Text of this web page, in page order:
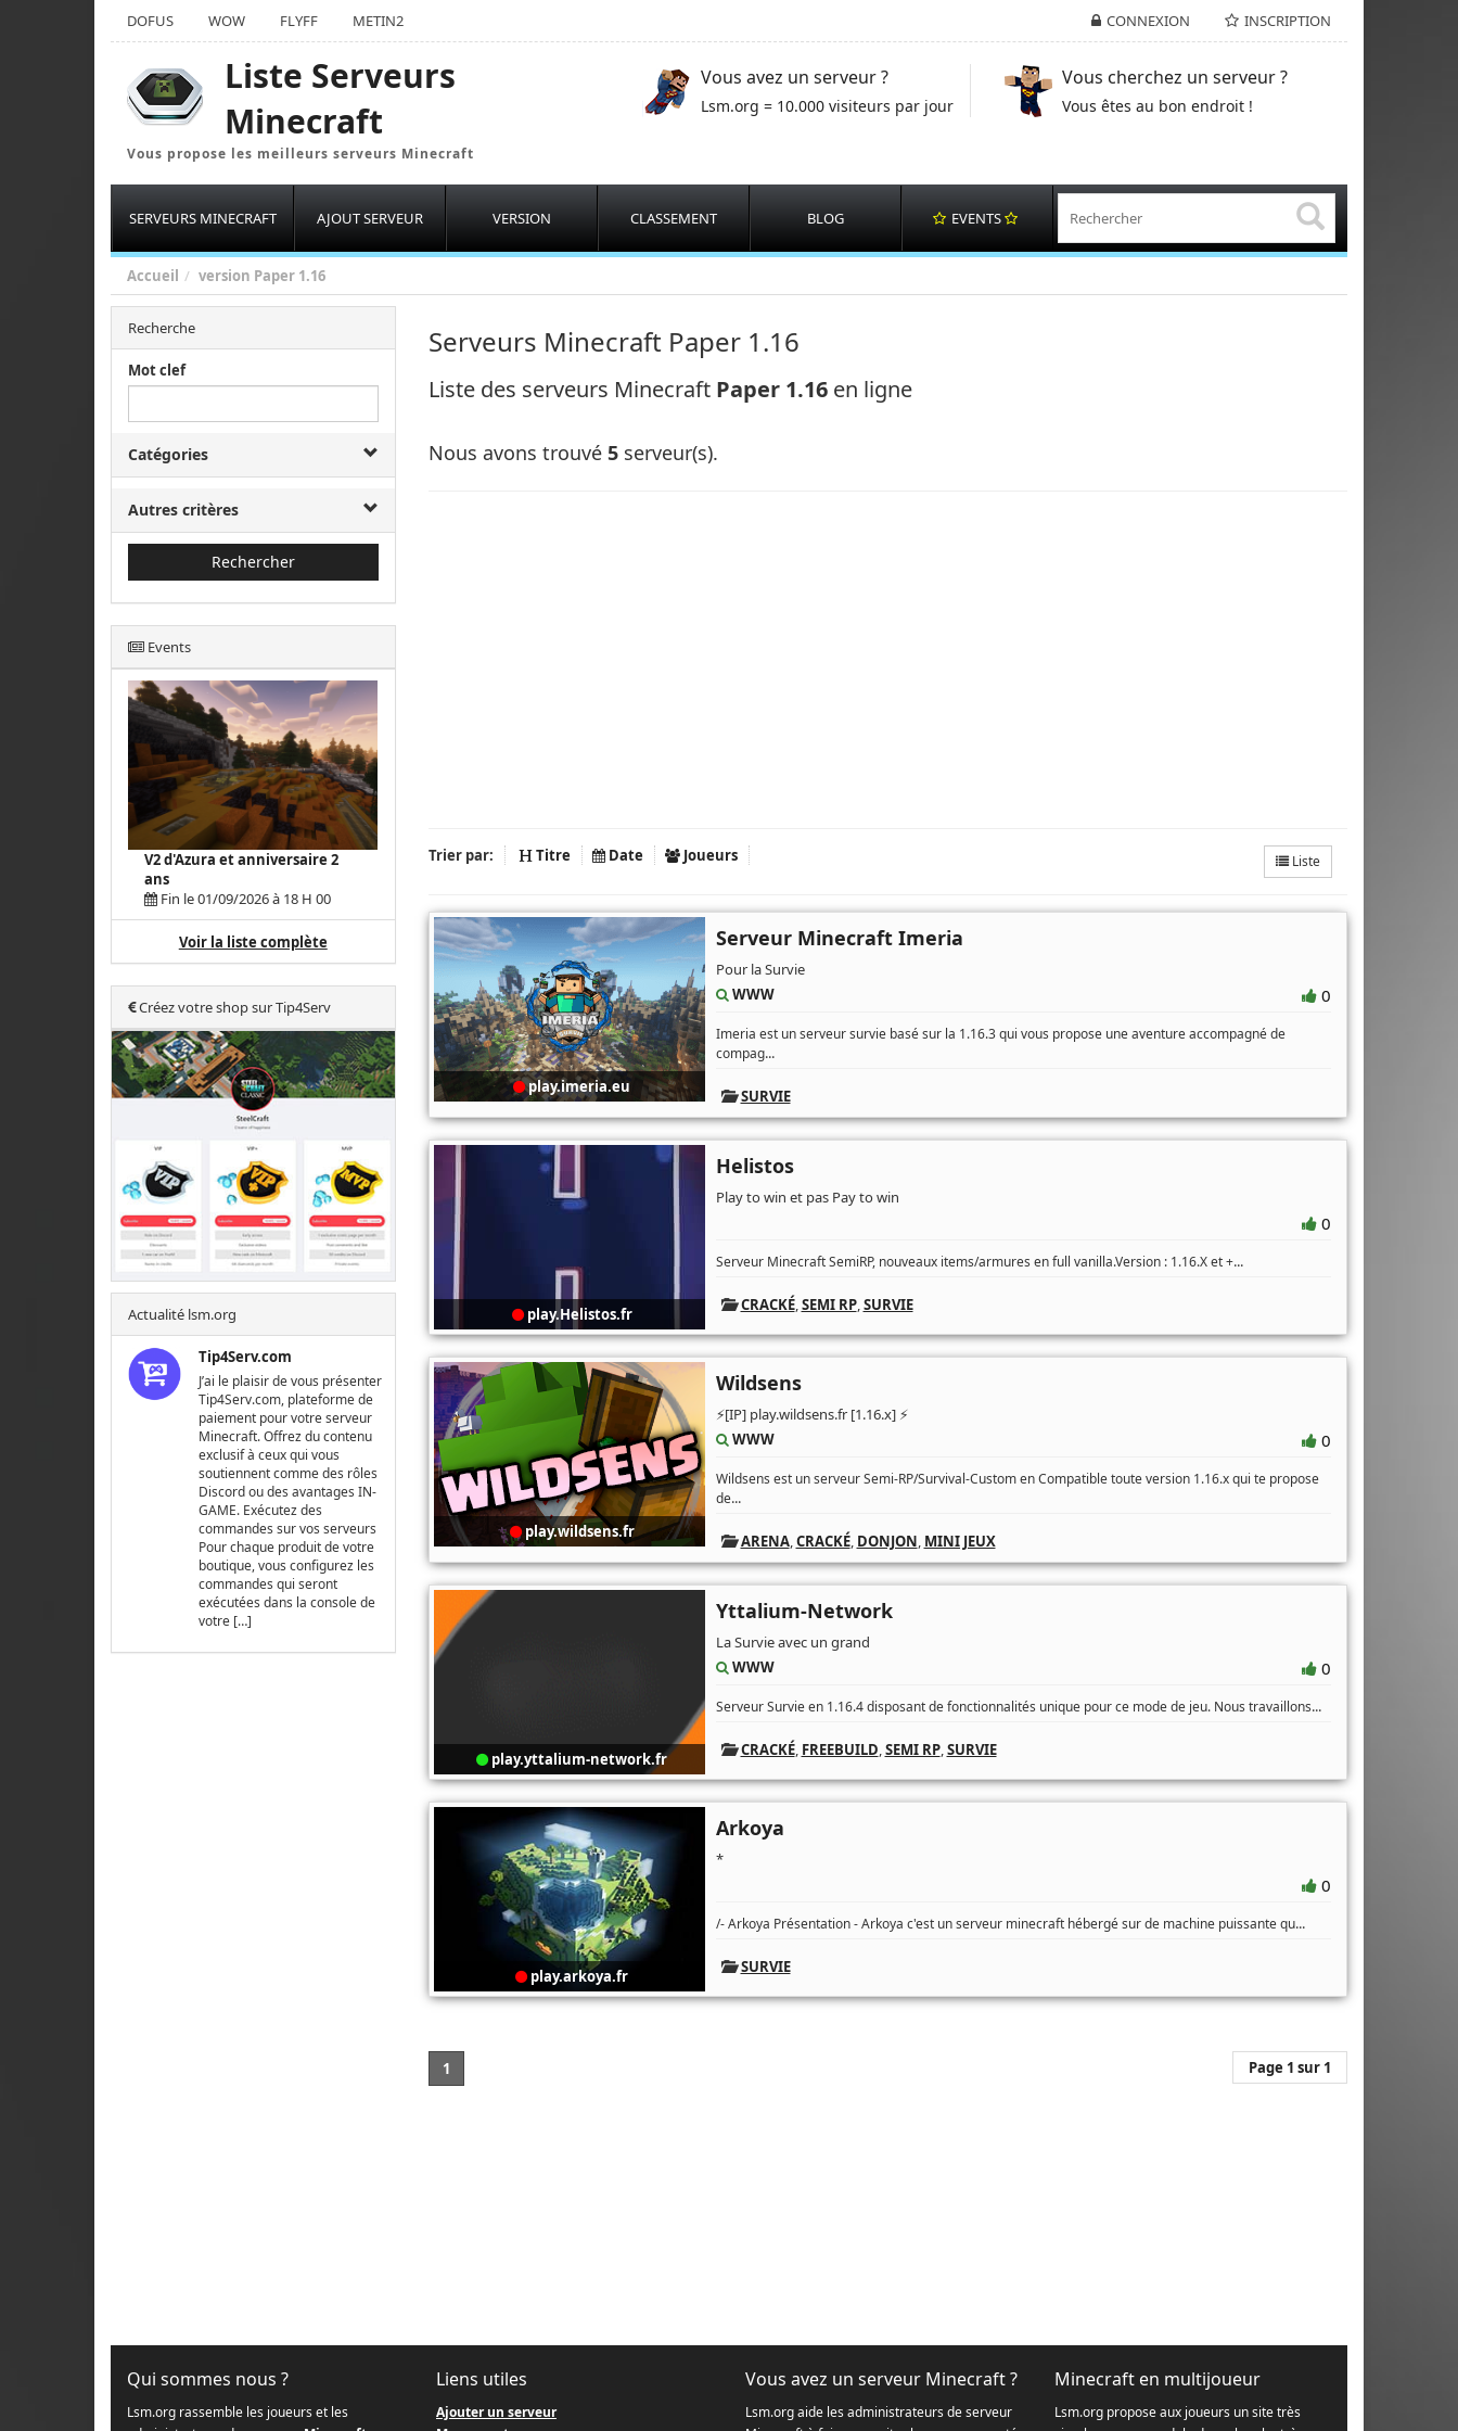
CONNEXION INSCRIPTION
DOFUS WOW FLYFF METIN2
Liste Serveurs
Minecraft
Vous propose les meilleurs serveurs Minecraft
Vous avez un serveur ?
Lsm.org = 10.000 visiteurs par jour
Vous cherchez un serveur ?
Vous êtes au bon endroit !
SERVEURS MINECRAFT AJOUT SERVEUR VERSION CLASSEMENT BLOG EVENTS
Accueil version Paper 1.16
Recherche
Mot clef
Catégories
Autres critères
Rechercher
Events
V2 d'Azura et anniversaire 2
ans
Fin le 01/09/2026 à 18 H 00
Voir la liste complète
Créez votre shop sur Tip4Serv
Actualité lsm.org
Tip4Serv.com
J’ai le plaisir de vous présenter
Tip4Serv.com, plateforme de
paiement pour votre serveur
Minecraft. Offrez du contenu
exclusif à ceux qui vous
soutiennent comme des rôles
Discord ou des avantages IN-
GAME. Exécutez des
commandes sur vos serveurs
Pour chaque produit de votre
boutique, vous configurez les
commandes qui seront
exécutées dans la console de
votre […]
Serveurs Minecraft Paper 1.16
Liste des serveurs Minecraft Paper 1.16en ligne
Nous avons trouvé 5serveur(s).
Trier par: Titre Date Joueurs Liste
play.imeria.eu
Serveur Minecraft Imeria
Pour la Survie
WWW
0
Imeria est un serveur survie basé sur la 1.16.3 qui vous propose une aventure accompagné de
compag...
SURVIE
play.Helistos.fr
Helistos
Play to win et pas Pay to win
0
Serveur Minecraft SemiRP, nouveaux items/armures en full vanilla.Version : 1.16.X et +...
CRACKÉ,SEMI RP,SURVIE
play.wildsens.fr
Wildsens
⚡[IP] play.wildsens.fr [1.16.x] ⚡
WWW
0
Wildsens est un serveur Semi-RP/Survival-Custom en Compatible toute version 1.16.x qui te propose
de...
ARENA,CRACKÉ, DONJON, MINI JEUX
play.yttalium-network.fr
Yttalium-Network
La Survie avec un grand
WWW
0
Serveur Survie en 1.16.4 disposant de fonctionnalités unique pour ce mode de jeu. Nous travaillons...
CRACKÉ, FREEBUILD,SEMI RP,SURVIE
play.arkoya.fr
Arkoya
*
0
/- Arkoya Présentation - Arkoya c'est un serveur minecraft hébergé sur de machine puissante qu...
SURVIE
1 Page 1 sur 1
Qui sommes nous ?
Lsm.org rassemble les joueurs et les
Liens utiles
Ajouter un serveur
Vous avez un serveur Minecraft ?
Lsm.org aide les administrateurs de serveur
Minecraft en multijoueur
Lsm.org propose aux joueurs un site très